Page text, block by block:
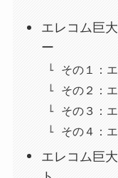
エレコム巨
ー
その１：
その２：
その３：
その４：
エレコム巨